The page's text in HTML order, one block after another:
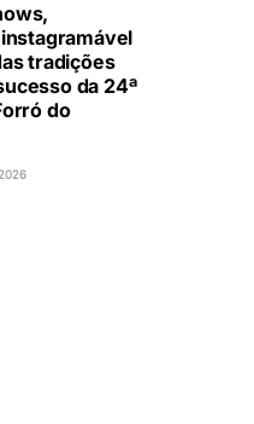
tradições
da 24ª
do